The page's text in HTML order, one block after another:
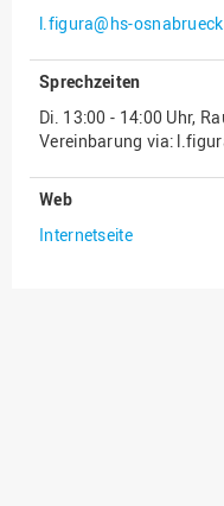
Hochschulleitung
Hochschulplanung/-
strategie
Innenrevision
IT Service Center
Kommunikation und
l.figura@hs-
Sprechzeiten
Di. 13:00 - 14:00 Uhr,
Vereinbarung via:
Web
Internetseite